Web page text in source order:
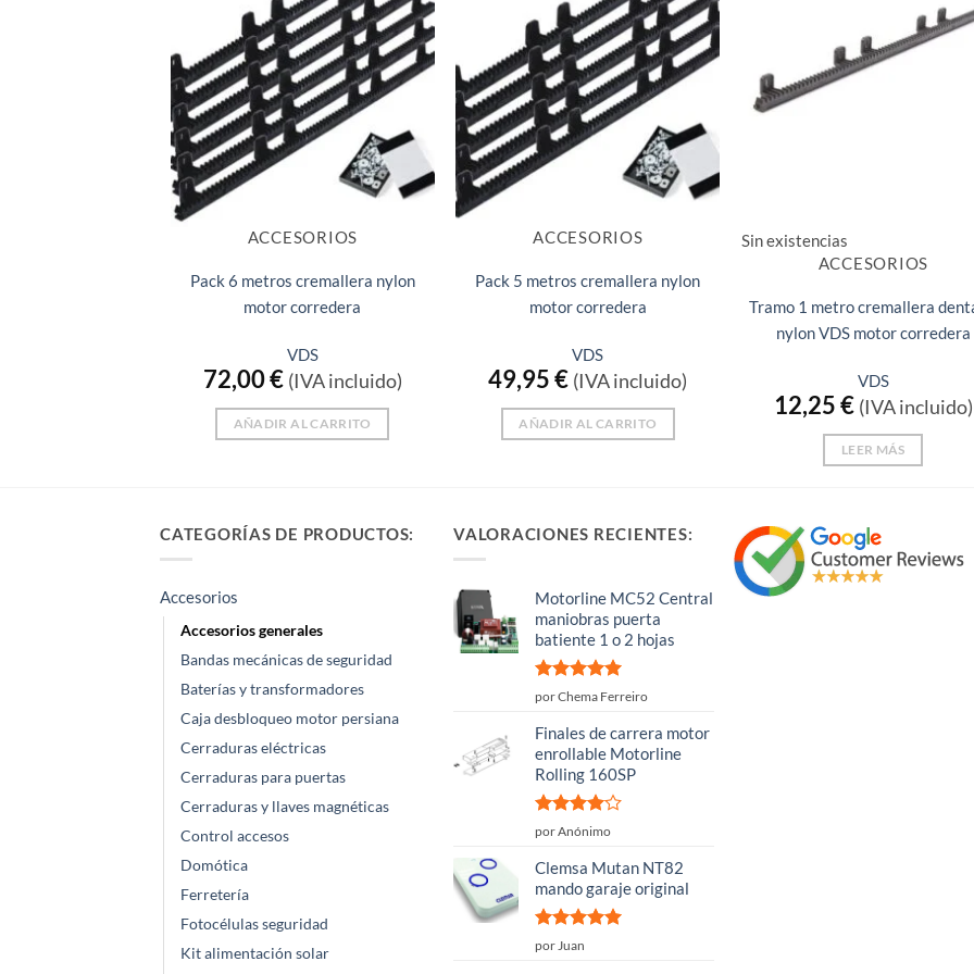
ACCESORIOS
Pack 6 metros cremallera nylon
motor corredera
VDS
72,00€ (IVA incluido)
AÑADIR AL CARRITO
ACCESORIOS
Pack 5 metros cremallera nylon
motor corredera
VDS
49,95€ (IVA incluido)
AÑADIR AL CARRITO
Sin existencias
ACCESORIOS
Tramo 1 metro cremallera
nylon VDS motor corredera
VDS
12,25€ (IVA incluido)
LEER MÁS
CATEGORÍAS DE PRODUCTOS:
Accesorios
Accesorios generales
Bandas mecánicas de seguridad
Baterías y transformadores
Caja desbloqueo motor persiana
Cerraduras eléctricas
Cerraduras para puertas
Cerraduras y llaves magnéticas
Control accesos
Domótica
Ferretería
Fotocélulas seguridad
Kit alimentación solar
VALORACIONES RECIENTES:
Motorline MC52 Central
maniobras puerta
batiente 1 o 2 hojas
Valorado
por Chema Ferreiro
Finales de carrera motor
enrollable Motorline
Rolling 160SP
Valorado
5
por Anónimo
Clemsa Mutan NT82
mando garaje original
Valorado
por Juan